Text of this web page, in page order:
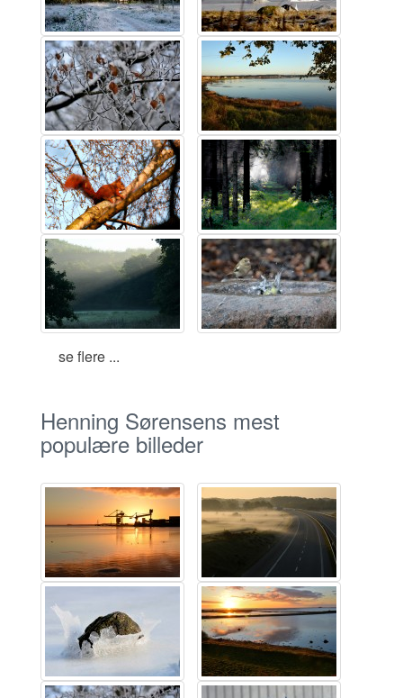
se flere ...
Henning Sørensens mest
populære billeder